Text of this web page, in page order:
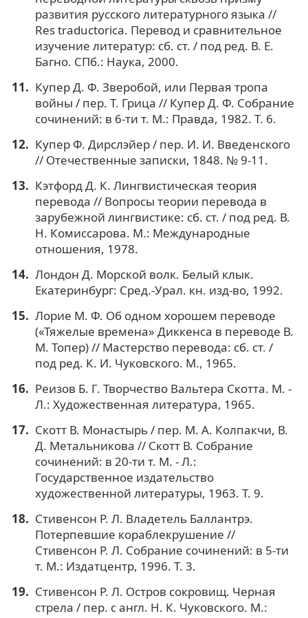
развития русского литературного языка //
Res traductorica. Перевод и сравнительное
изучение литератур: сб. ст. / под ред. В. Е.
Багно. СПб.: Наука, 2000.
Купер Д. Ф. Зверобой, или Первая тропа
войны / пер. Т. Грица // Купер Д. Ф. Собрание
сочинений: в 6-ти т. М.: Правда, 1982. Т. 6.
Купер Ф. Дирслэйер / пер. И. И. Введенского
// Отечественные записки, 1848. № 9-11.
Кэтфорд Д. К. Лингвистическая теория
перевода // Вопросы теории перевода в
зарубежной лингвистике: сб. ст. / под ред. В.
Н. Комиссарова. М.: Международные
отношения, 1978.
Лондон Д. Морской волк. Белый клык.
Екатеринбург: Сред.-Урал. кн. изд-во, 1992.
Лорие М. Ф. Об одном хорошем переводе
(«Тяжелые времена» Диккенса в переводе В.
М. Топер) // Мастерство перевода: сб. ст. /
под ред. К. И. Чуковского. М., 1965.
Реизов Б. Г. Творчество Вальтера Скотта. М. -
Л.: Художественная литература, 1965.
Скотт В. Монастырь / пер. М. А. Колпакчи, В.
Д. Метальникова // Скотт В. Собрание
сочинений: в 20-ти т. М. - Л.:
Государственное издательство
художественной литературы, 1963. Т. 9.
Стивенсон Р. Л. Владетель Баллантрэ.
Потерпевшие кораблекрушение //
Стивенсон Р. Л. Собрание сочинений: в 5-ти
т. М.: Издатцентр, 1996. Т. 3.
Стивенсон Р. Л. Остров сокровищ. Черная
стрела / пер. с англ. Н. К. Чуковского. М.: